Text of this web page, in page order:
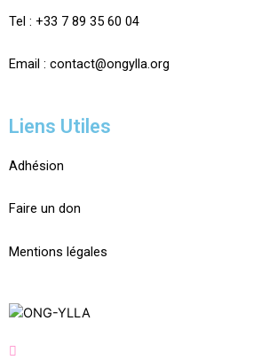
Tel : +33 7 89 35 60 04
Email : contact@ongylla.org
Liens Utiles
Adhésion
Faire un don
Mentions légales